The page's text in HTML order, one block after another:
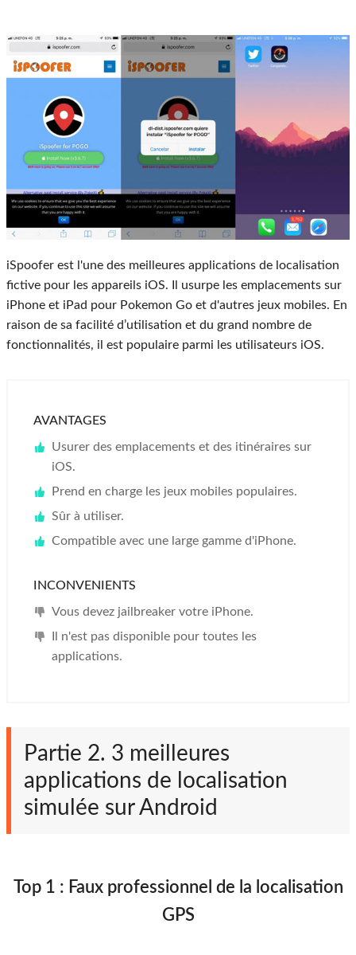
iSpoofer est l'une des meilleures applications de localisation
fictive pour les appareils iOS. Il usurpe les emplacements sur
iPhone et iPad pour Pokemon Go et d'autres jeux mobiles. En
raison de sa facilité d’utilisation et du grand nombre de
fonctionnalités, il est populaire parmi les utilisateurs iOS.
AVANTAGES
Usurer des emplacements et des itinéraires sur
iOS.
Prend en charge les jeux mobiles populaires.
Sûr à utiliser.
Compatible avec une large gamme d'iPhone.
INCONVENIENTS
Vous devez jailbreaker votre iPhone.
Il n'est pas disponible pour toutes les
applications.
Partie 2. 3 meilleures
applications de localisation
simulée sur Android
Top 1 : Faux professionnel de la localisation
GPS